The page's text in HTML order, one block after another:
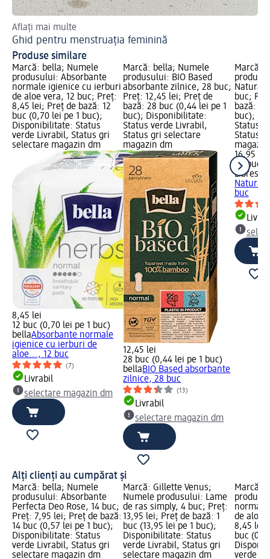
Aflați mai multe
Ghid pentru menstruația feminină
Produse similare
Marcă: bella; Numele
produsului: Absorbante
normale igienice cu ierburi
de aloe vera, 12 buc; Preț:
8,45 lei; Preț de bază: 12
buc (0,70 lei pe 1 buc);
Disponibilitate: Status
verde Livrabil, Status gri
selectare magazin dm
8,45 lei
12 buc (0,70 lei pe 1 buc)
bellaAbsorbante normale
igienice cu ierburi de
aloe..., 12 buc
(7)
Livrabil
selectare magazin dm
Marcă: bella; Numele
produsului: BIO Based
absorbante zilnice, 28 buc;
Preț: 12,45 lei; Preț de
bază: 28 buc (0,44 lei pe 1
buc); Disponibilitate:
Status verde Livrabil,
Status gri selectare
magazin dm
12,45 lei
28 buc (0,44 lei pe 1 buc)
bellaBIO Based absorbante
zilnice, 28 buc
(13)
Livrabil
selectare magazin dm
Marcă:
Natural
buc;
bază:
buc);
Status
Status
16,95 lei
20 buc
Libresse
Natural
buc
Alți clienți au cumpărat și
Marcă: bella; Numele
produsului: Absorbante
Perfecta Deo Rose, 14 buc;
Preț: 7,95 lei; Preț de bază:
14 buc (0,57 lei pe 1 buc);
Disponibilitate: Status
verde Livrabil, Status gri
selectare magazin dm
Marcă: Gillette Venus;
Numele produsului: Lame
de ras simply, 4 buc; Preț:
13,95 lei; Preț de bază: 1
buc (13,95 lei pe 1 buc);
Disponibilitate: Status
verde Livrabil, Status gri
selectare magazin dm
Marcă:
de aloe
8,45 lei;
buc
verde